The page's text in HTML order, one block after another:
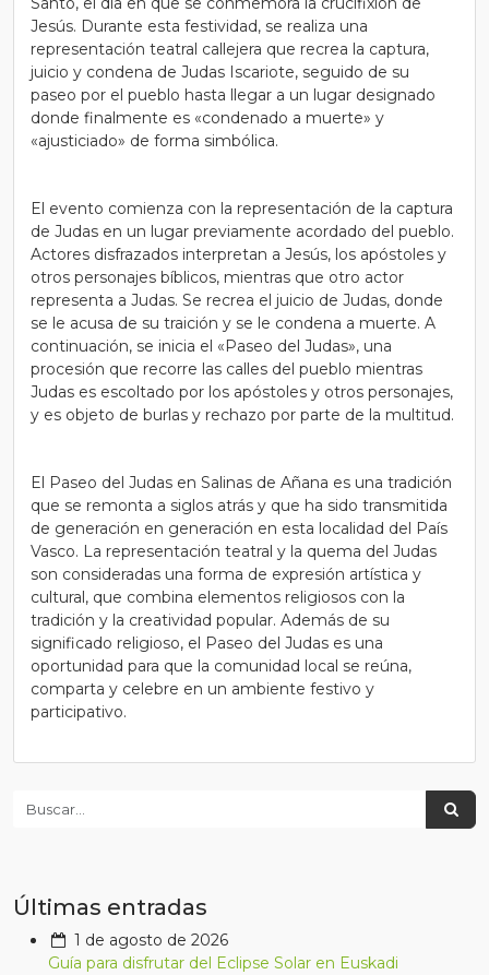
Jesús. Durante esta festividad, se realiza una
representación teatral callejera que recrea la captura,
juicio y condena de Judas Iscariote, seguido de su
paseo por el pueblo hasta llegar a un lugar designado
donde finalmente es «condenado a muerte» y
«ajusticiado» de forma simbólica.
El evento comienza con la representación de la captura
de Judas en un lugar previamente acordado del pueblo.
Actores disfrazados interpretan a Jesús, los apóstoles y
otros personajes bíblicos, mientras que otro actor
representa a Judas. Se recrea el juicio de Judas, donde
se le acusa de su traición y se le condena a muerte. A
continuación, se inicia el «Paseo del Judas», una
procesión que recorre las calles del pueblo mientras
Judas es escoltado por los apóstoles y otros personajes,
y es objeto de burlas y rechazo por parte de la multitud.
El Paseo del Judas en Salinas de Añana es una tradición
que se remonta a siglos atrás y que ha sido transmitida
de generación en generación en esta localidad del País
Vasco. La representación teatral y la quema del Judas
son consideradas una forma de expresión artística y
cultural, que combina elementos religiosos con la
tradición y la creatividad popular. Además de su
significado religioso, el Paseo del Judas es una
oportunidad para que la comunidad local se reúna,
comparta y celebre en un ambiente festivo y
participativo.
Últimas entradas
1 de agosto de 2026
Guía para disfrutar del Eclipse Solar en Euskadi